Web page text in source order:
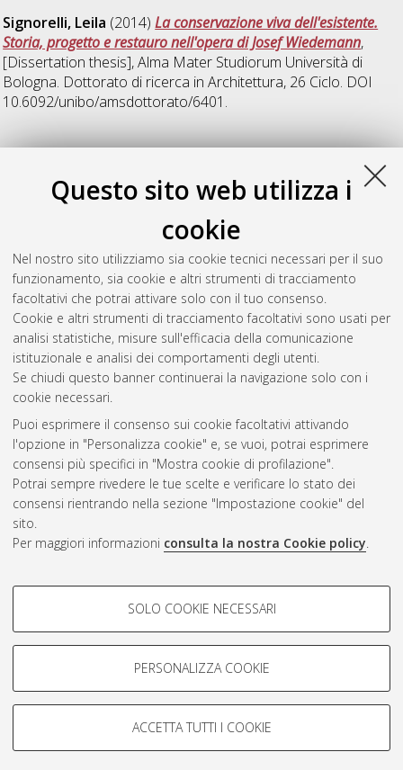
Questo sito web utilizza i
cookie
Nel nostro sito utilizziamo sia cookie tecnici necessari per il suo
funzionamento, sia cookie e altri strumenti di tracciamento
facoltativi che potrai attivare solo con il tuo consenso.
Cookie e altri strumenti di tracciamento facoltativi sono usati per
analisi statistiche, misure sull'efficacia della comunicazione
istituzionale e analisi dei comportamenti degli utenti.
Se chiudi questo banner continuerai la navigazione solo con i
cookie necessari.
Puoi esprimere il consenso sui cookie facoltativi attivando
l'opzione in "Personalizza cookie" e, se vuoi, potrai esprimere
consensi più specifici in "Mostra cookie di profilazione".
Potrai sempre rivedere le tue scelte e verificare lo stato dei
consensi rientrando nella sezione "Impostazione cookie" del
sito.
Per maggiori informazioni consulta la nostra Cookie policy.
COOKIE DI PROFILAZIONE -
Si tratta di cookie utilizzati per analizzare le caratteristiche della
navigazione degli utenti, creare profili in base al loro comportamento
Mostra cookie di profilazione
COOKIE TECNICI - NECESSARI
SOLO COOKIE NECESSARI
PERSONALIZZA COOKIE
ACCETTA TUTTI I COOKIE
Signorelli, Leila (2014)La conservazione viva dell'esistente.
Storia, progetto e restauro nell'opera di Josef Wiedemann,
[Dissertation thesis], Alma Mater Studiorum Università di
Bologna. Dottorato di ricerca inArchitettura, 26 Ciclo. DOI
10.6092/unibo/amsdottorato/6401.
Z
Zargaran, Pooya(2014) History of Restoration in Iran: Origins
and Developments from 1900 to 1978
Alma Mater Studiorum Università di Bologna. Dottorato di
ricerca inArchitettura, 25 Ciclo. DOI
10.6092/unibo/amsdottorato/6363.
Questa lista e' stata generata il Thu Aug 6 20:39:53 2026
Atom
Rss 1.0
Rss 2.0
ISSN: 2038-7946
Impostazioni Cookie
Informativa sulla privacy
Condizioni d’uso del sito